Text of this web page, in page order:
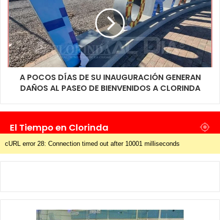
A POCOS DÍAS DE SU INAUGURACIÓN GENERAN
DAÑOS AL PASEO DE BIENVENIDOS A CLORINDA
El Tiempo en Clorinda
cURL error 28: Connection timed out after 10001 milliseconds